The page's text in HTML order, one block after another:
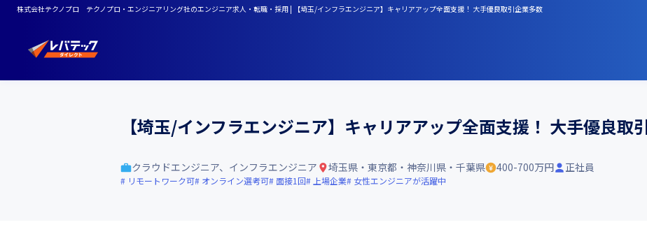
株式会社テクノプロ テクノプロ・エンジニアリング社のエンジニア求人・転職・採用 | 【埼玉/インフラエンジニア】キャリアアップ全面支援！ 大手優良取引企業多数
【埼玉/インフラエンジニア】キャリアアップ全面支援！ 大手優良取
クラウドエンジニア、インフラエンジニア 埼玉県・東京都・神奈川県・千葉県 400-700万円 正社員
リモートワーク可 オンライン選考可 面接1回 上場企業 女性エンジニアが活躍中